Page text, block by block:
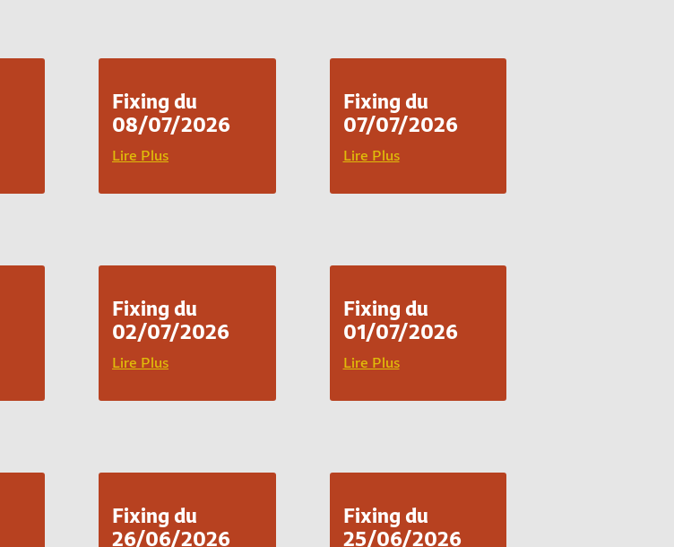
Fixing du
08/07/2026
Lire Plus
Fixing du
07/07/2026
Lire Plus
Fixing du
02/07/2026
Lire Plus
Fixing du
01/07/2026
Lire Plus
Fixing du
26/06/2026
Fixing du
25/06/2026